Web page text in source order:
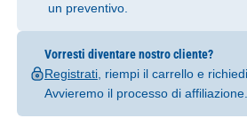
un preventivo.
Vorresti diventare nostro cliente?
Registrati, riempi il carrello e
Avvieremo il processo di affiliazione.